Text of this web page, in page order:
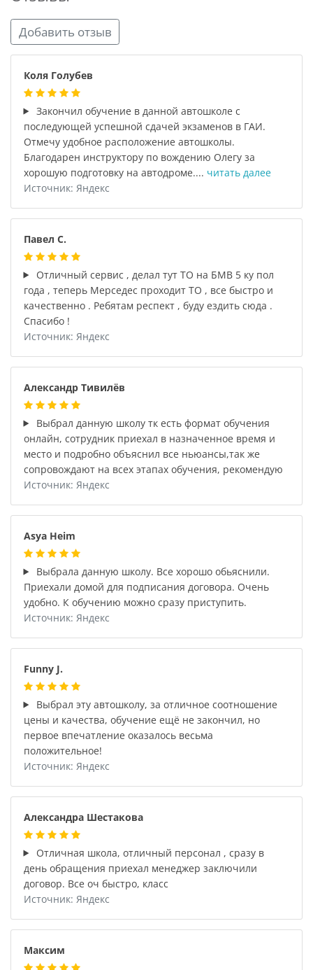
Добавить отзыв
Коля Голубев
Закончил обучение в данной автошколе с
последующей успешной сдачей экзаменов в ГАИ.
Отмечу удобное расположение автошколы.
Благодарен инструктору по вождению Олегу за
хорошую подготовку на автодроме.... читать далее
Источник: Яндекс
Павел С.
Отличный сервис , делал тут ТО на БМВ 5 ку пол
года , теперь Мерседес проходит ТО , все быстро и
качественно . Ребятам респект , буду ездить сюда .
Спасибо !
Источник: Яндекс
Александр Тивилёв
Выбрал данную школу тк есть формат обучения
онлайн, сотрудник приехал в назначенное время и
место и подробно объяснил все ньюансы,так же
сопровождают на всех этапах обучения, рекомендую
Источник: Яндекс
Asya Heim
Выбрала данную школу. Все хорошо обьяснили.
Приехали домой для подписания договора. Очень
удобно. К обучению можно сразу приступить.
Источник: Яндекс
Funny J.
Выбрал эту автошколу, за отличное соотношение
цены и качества, обучение ещё не закончил, но
первое впечатление оказалось весьма
положительное!
Источник: Яндекс
Александра Шестакова
Отличная школа, отличный персонал , сразу в
день обращения приехал менеджер заключили
договор. Все оч быстро, класс
Источник: Яндекс
Максим